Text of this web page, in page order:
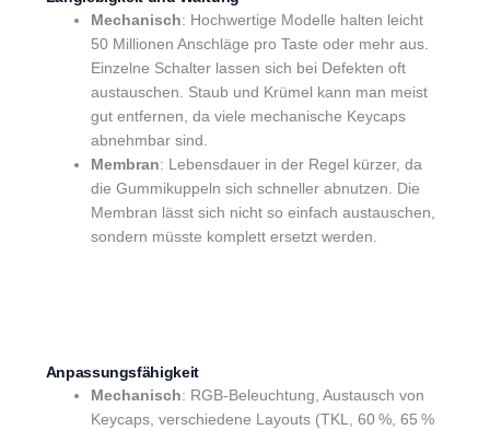
Mechanisch: Hochwertige Modelle halten leicht
50 Millionen Anschläge pro Taste oder mehr aus.
Einzelne Schalter lassen sich bei Defekten oft
austauschen. Staub und Krümel kann man meist
gut entfernen, da viele mechanische Keycaps
abnehmbar sind.
Membran: Lebensdauer in der Regel kürzer, da
die Gummikuppeln sich schneller abnutzen. Die
Membran lässt sich nicht so einfach austauschen,
sondern müsste komplett ersetzt werden.
Anpassungsfähigkeit
Mechanisch: RGB-Beleuchtung, Austausch von
Keycaps, verschiedene Layouts (TKL, 60 %, 65 %